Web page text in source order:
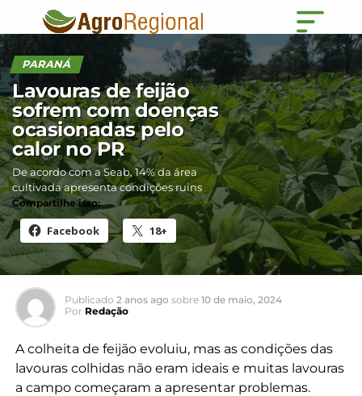
PARANÁ
Lavouras de feijão
sofrem com doenças
ocasionadas pelo
calor no PR
De acordo com a Seab, 14% da área
cultivada apresenta condições ruins
Compartilhe isso:
Facebook 18+
Publicado 2 anos ago sobre 10 de maio, 2024
Por Redação
A colheita de feijão evoluiu, mas as condições das
lavouras colhidas não eram ideais e muitas lavouras
a campo começaram a apresentar problemas.